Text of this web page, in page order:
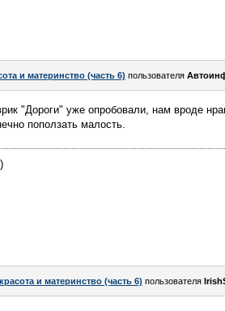
и материнство (часть 6) пользователя
"Дороги" уже опробовали, нам вроде
поползать малость.
и материнство (часть 6) пользователя